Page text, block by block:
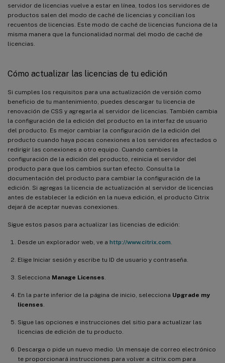
servidor de licencias vuelve a estar en línea, todos los servidores de
productos salen del modo de caché de licencias y concilian los
recuentos de licencias. Este modo de caché de licencias funciona de la
misma manera que la funcionalidad normal del modo de caché de
licencias.
Cómo actualizar las licencias de tu edición
Si cumples los requisitos para una actualización de versión como
beneficio de tu mantenimiento, puedes descargar tu licencia de
renovación de CSS y agregarla al servidor de licencias. También cambia
la configuración de la edición del producto en la interfaz de usuario
del producto. Es mejor cambiar la configuración de la edición del
producto cuando haya pocas conexiones a los servidores afectados o
redirigir las conexiones a otro equipo. Cuando cambies la
configuración de la edición del producto, reinicia el servidor del
producto para que los cambios surtan efecto. Consulta la
documentación del producto para cambiar la configuración de la
edición. Si agregas la licencia de actualización al servidor de licencias
antes de establecer la edición en la nueva edición, el producto Citrix
dejará de aceptar nuevas conexiones.
Sigue estos pasos para actualizar las licencias de edición:
Desde un explorador web, ve a http://www.citrix.com
Elige Iniciar sesión y escribe tu ID de usuario y contraseña.
Selecciona Manage Licenses
En la parte inferior de la página de inicio, selecciona Upgrade my
licenses
Sigue las opciones e instrucciones del sitio para actualizar las
licencias de edición de tu producto.
Descarga o pide un nuevo medio. Un mensaje de correo electrónico
te proporcionará instrucciones para volver a citrix.com para